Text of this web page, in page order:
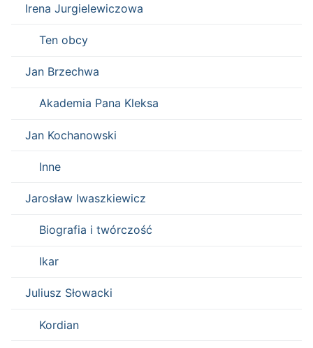
Irena Jurgielewiczowa
Ten obcy
Jan Brzechwa
Akademia Pana Kleksa
Jan Kochanowski
Inne
Jarosław Iwaszkiewicz
Biografia i twórczość
Ikar
Juliusz Słowacki
Kordian